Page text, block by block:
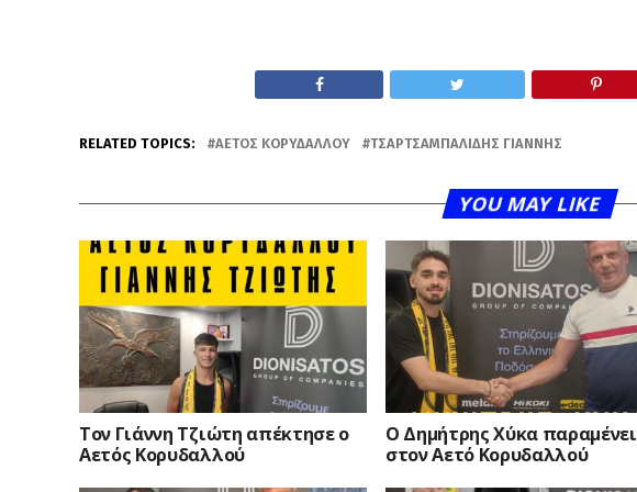
RELATED TOPICS: ΑΕΤΌΣ ΚΟΡΥΔΑΛΛΟΎ ΤΣΑΡΤΣΑΜΠΑΛΊΔΗΣ ΓΙΆΝΝΗΣ
YOU MAY LIKE
Τον Γιάννη Τζιώτη απέκτησε ο
Αετός Κορυδαλλού
O Δημήτρης Χύκα παραμένει
στον Αετό Κορυδαλλού